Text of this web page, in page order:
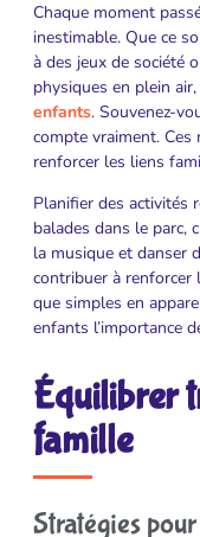
Chaque moment
inestimable. Que ce
à des jeux de société
physiques en plein
enfants. Souvenez-
compte vraiment. Ces
renforcer les liens
Planifier des activités
balades dans le parc,
la musique et danser
contribuer à renforcer
que simples en
enfants l’importance
Équilibrer
famille
Stratégies